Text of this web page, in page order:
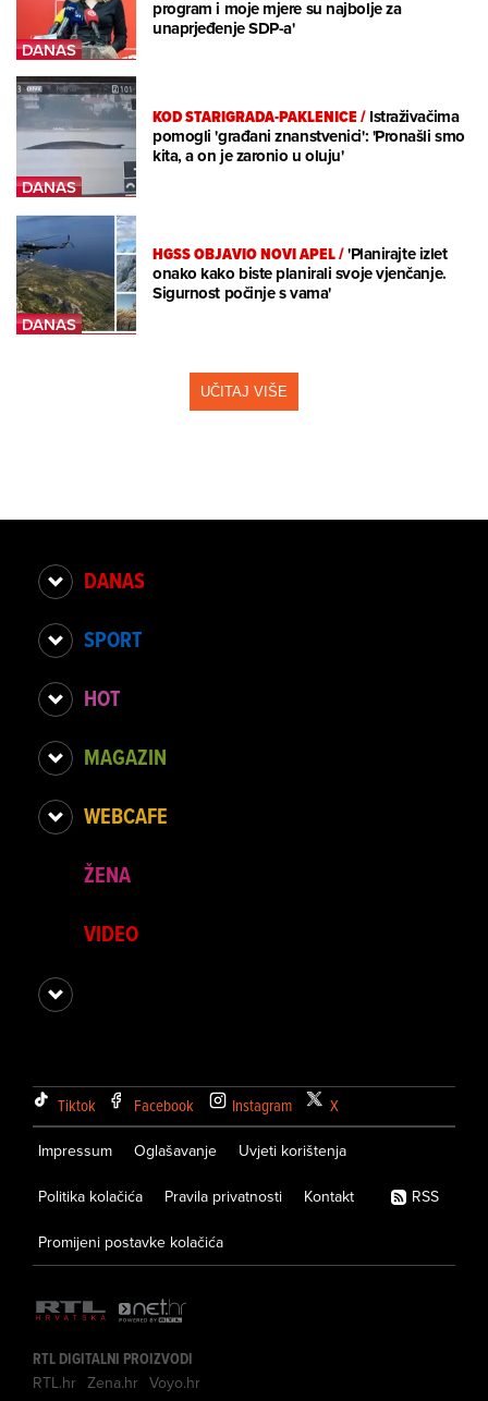
program i moje mjere su najbolje za
unaprjeđenje SDP-a'
KOD STARIGRADA-PAKLENICE/Istraživačima
pomogli 'građani znanstvenici': 'Pronašli smo
kita, a on je zaronio u oluju'
HGSS OBJAVIO NOVI APEL/'Planirajte izlet
onako kako biste planirali svoje vjenčanje.
Sigurnost počinje s vama'
UČITAJ VIŠE
DANAS
SPORT
HOT
MAGAZIN
WEBCAFE
ŽENA
VIDEO
Tiktok Facebook Instagram X
Impressum Oglašavanje Uvjeti korištenja
Politika kolačića Pravila privatnosti Kontakt
Promijeni postavke kolačića
RSS
RTL DIGITALNI PROIZVODI
RTL.hr Zena.hr Voyo.hr